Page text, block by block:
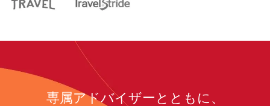
専属アドバイザーとともに、